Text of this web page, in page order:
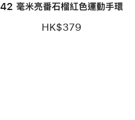
42 毫米亮番石榴紅色運動手環
HK$379